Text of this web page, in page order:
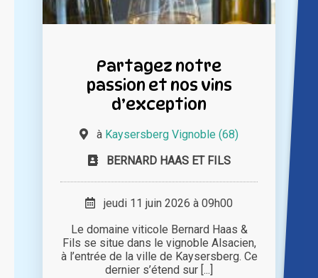
Partagez notre
passion et nos vins
d’exception
à Kaysersberg Vignoble (68)
BERNARD HAAS ET FILS
jeudi 11 juin 2026 à 09h00
Le domaine viticole Bernard Haas &
Fils se situe dans le vignoble Alsacien,
à l’entrée de la ville de Kaysersberg. Ce
dernier s’étend sur [...]